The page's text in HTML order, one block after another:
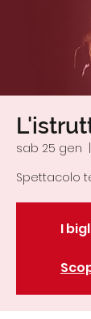
sab 25 gen
Spettacolo
I